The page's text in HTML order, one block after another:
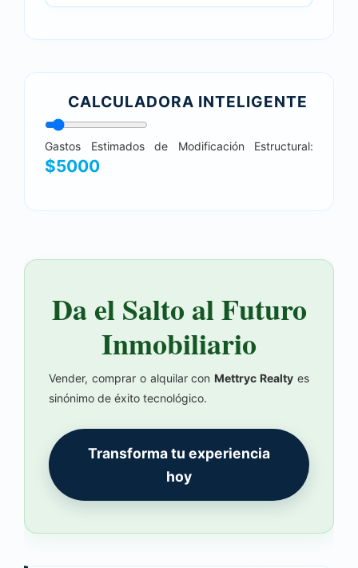
CALCULADORA INTELIGENTE
Gastos Estimados de Modificación Estructural:
$5000
Da el Salto al Futuro
Inmobiliario
Vender, comprar o alquilar conMettryc Realty es
sinónimo de éxito tecnológico.
Transforma tu experiencia
hoy